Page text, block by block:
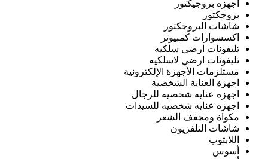
اجهزه بروجيكتور
بروجكتور
شاشات البروجكتور
اكسسوارات كمبيوتر
تليفونات ارضي سلكيه
تليفونات ارضي لاسلكيه
مستلزمات الأجهزة الإلكترونية
اجهزة العناية الشخصية
اجهزه عنايه شخصيه للرجال
اجهزه عنايه شخصيه للسيدات
مكواة ومجفف الشعر
شاشات التلفزيون
اللابتوب
أسوس